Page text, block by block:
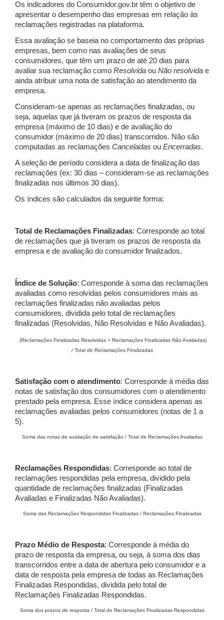
Os indicadores do Consumidor.gov.br têm o objetivo de
apresentar o desempenho das empresas em relação às
reclamações registradas na plataforma.
Essa avaliação se baseia no comportamento das próprias
empresas, bem como nas avaliações de seus
consumidores, que têm um prazo de até 20 dias para
avaliar sua reclamação como Resolvida ou Não resolvida e
ainda atribuir uma nota de satisfação ao atendimento da
empresa.
Consideram-se apenas as reclamações finalizadas, ou
seja, aquelas que já tiveram os prazos de resposta da
empresa (máximo de 10 dias) e de avaliação do
consumidor (máximo de 20 dias) transcorridos. Não são
computadas as reclamações Canceladas ou Encerradas.
A seleção de período considera a data de finalização das
reclamações (ex: 30 dias – consideram-se as reclamações
finalizadas nos últimos 30 dias).
Os índices são calculados da seguinte forma:
Total de Reclamações Finalizadas: Corresponde ao total
de reclamações que já tiveram os prazos de resposta da
empresa e de avaliação do consumidor finalizados.
Índice de Solução: Corresponde à soma das reclamações
avaliadas como resolvidas pelos consumidores mais as
reclamações finalizadas não avaliadas pelos
consumidores, dividida pelo total de reclamações
finalizadas (Resolvidas, Não Resolvidas e Não Avaliadas).
(Reclamações Finalizadas Resolvidas + Reclamações Finalizadas Não Avaliadas)
/ Total de Reclamações Finalizadas
Satisfação com o atendimento: Corresponde à média das
notas de satisfação dos consumidores com o atendimento
prestado pela empresa. Esse índice considera apenas as
reclamações avaliadas pelos consumidores (notas de 1 a
5).
Soma das notas de avaliação de satisfação / Total de Reclamações Avaliadas
Reclamações Respondidas: Corresponde ao total de
reclamações respondidas pela empresa, dividido pela
quantidade de reclamações finalizadas (Finalizadas
Avaliadas e Finalizadas Não Avaliadas).
Soma das Reclamações Respondidas Finalizadas / Reclamações Finalizadas
Prazo Médio de Resposta: Corresponde à média do
prazo de resposta da empresa, ou seja, à soma dos dias
transcorridos entre a data de abertura pelo consumidor e a
data de resposta pela empresa de todas as Reclamações
Finalizadas Respondidas, dividida pelo total de
Reclamações Finalizadas Respondidas.
Soma dos prazos de resposta / Total de Reclamações Finalizadas Respondidas